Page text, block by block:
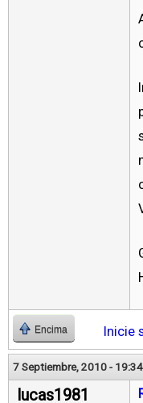
Encima Inicie
7 Septiembre, 2010 - 19:34
lucas1981